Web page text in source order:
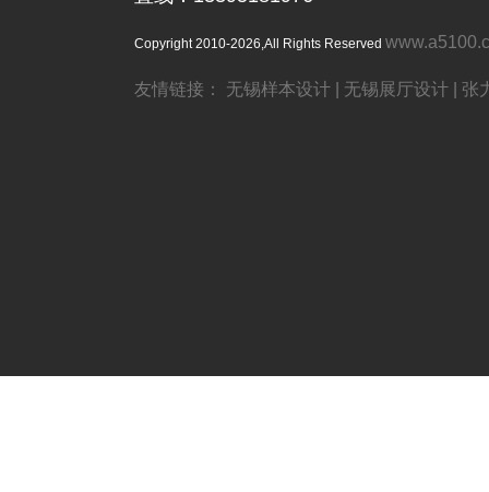
Copyright 2010-2026,All Rights Reserved
友情链接： 无锡样本设计| 无锡展厅设计| 张